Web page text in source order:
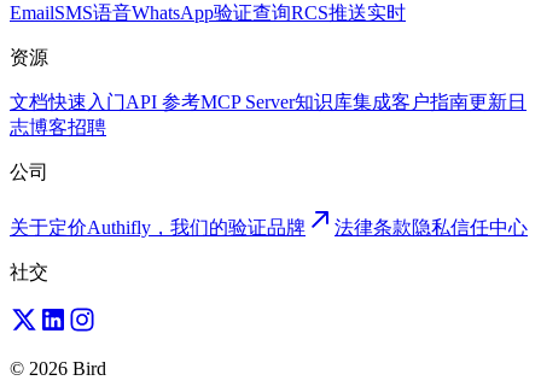
EmailSMS语音WhatsApp验证查询RCS推送实时
资源
文档快速入门API 参考MCP Server知识库集成客户指南更新日
志博客招聘
公司
关于定价Authifly，我们的验证品牌 法律条款隐私信任中心
社交
© 2026 Bird